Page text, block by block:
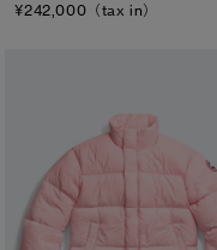
ウエスト
ヒップ
太もも
¥242,000（tax in）